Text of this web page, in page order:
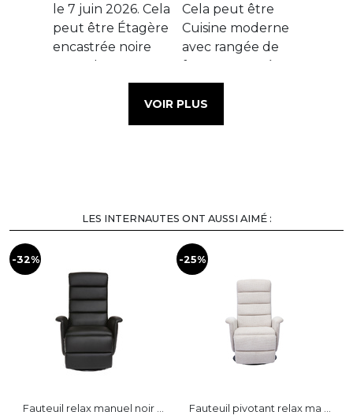
VOIR PLUS
LES INTERNAUTES ONT AUSSI AIMÉ :
-32%
Fauteuil relax manuel noir ...
-25%
Fauteuil pivotant relax ma ...